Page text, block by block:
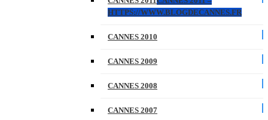
HTTPS://WWW.BLOGDECANNES.FR
CANNES 2010
CANNES 2009
CANNES 2008
CANNES 2007